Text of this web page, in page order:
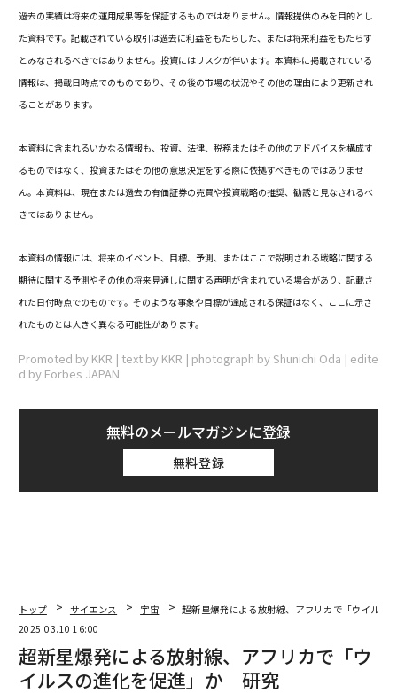
過去の実績は将来の運用成果等を保証するものではありません。情報提供のみを目的とし
た資料です。記載されている取引は過去に利益をもたらした、または将来利益をもたらす
とみなされるべきではありません。投資にはリスクが伴います。本資料に掲載されている
情報は、掲載日時点でのものであり、その後の市場の状況やその他の理由により更新され
ることがあります。
本資料に含まれるいかなる情報も、投資、法律、税務またはその他のアドバイスを構成す
るものではなく、投資またはその他の意思決定をする際に依拠すべきものではありませ
ん。本資料は、現在または過去の有価証券の売買や投資戦略の推奨、勧誘と見なされるべ
きではありません。
本資料の情報には、将来のイベント、目標、予測、またはここで説明される戦略に関する
期待に関する予測やその他の将来見通しに関する声明が含まれている場合があり、記載さ
れた日付時点でのものです。そのような事象や目標が達成される保証はなく、ここに示さ
れたものとは大きく異なる可能性があります。
Promoted by KKR | text by KKR | photograph by Shunichi Oda | edite
d by Forbes JAPAN
無料のメールマガジンに登録
無料登録
トップ サイエンス 宇宙
超新星爆発による放射線、アフリカで「ウイル
2025.03.10 16:00
超新星爆発による放射線、アフリカで「ウ
イルスの進化を促進」か 研究